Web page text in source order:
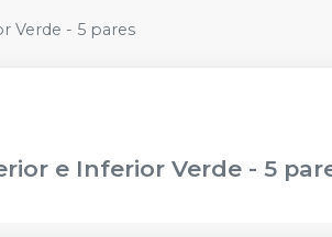
Verde - 5 pares
e Inferior Verde - 5